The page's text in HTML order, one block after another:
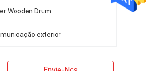
Wooden Drum
exterior